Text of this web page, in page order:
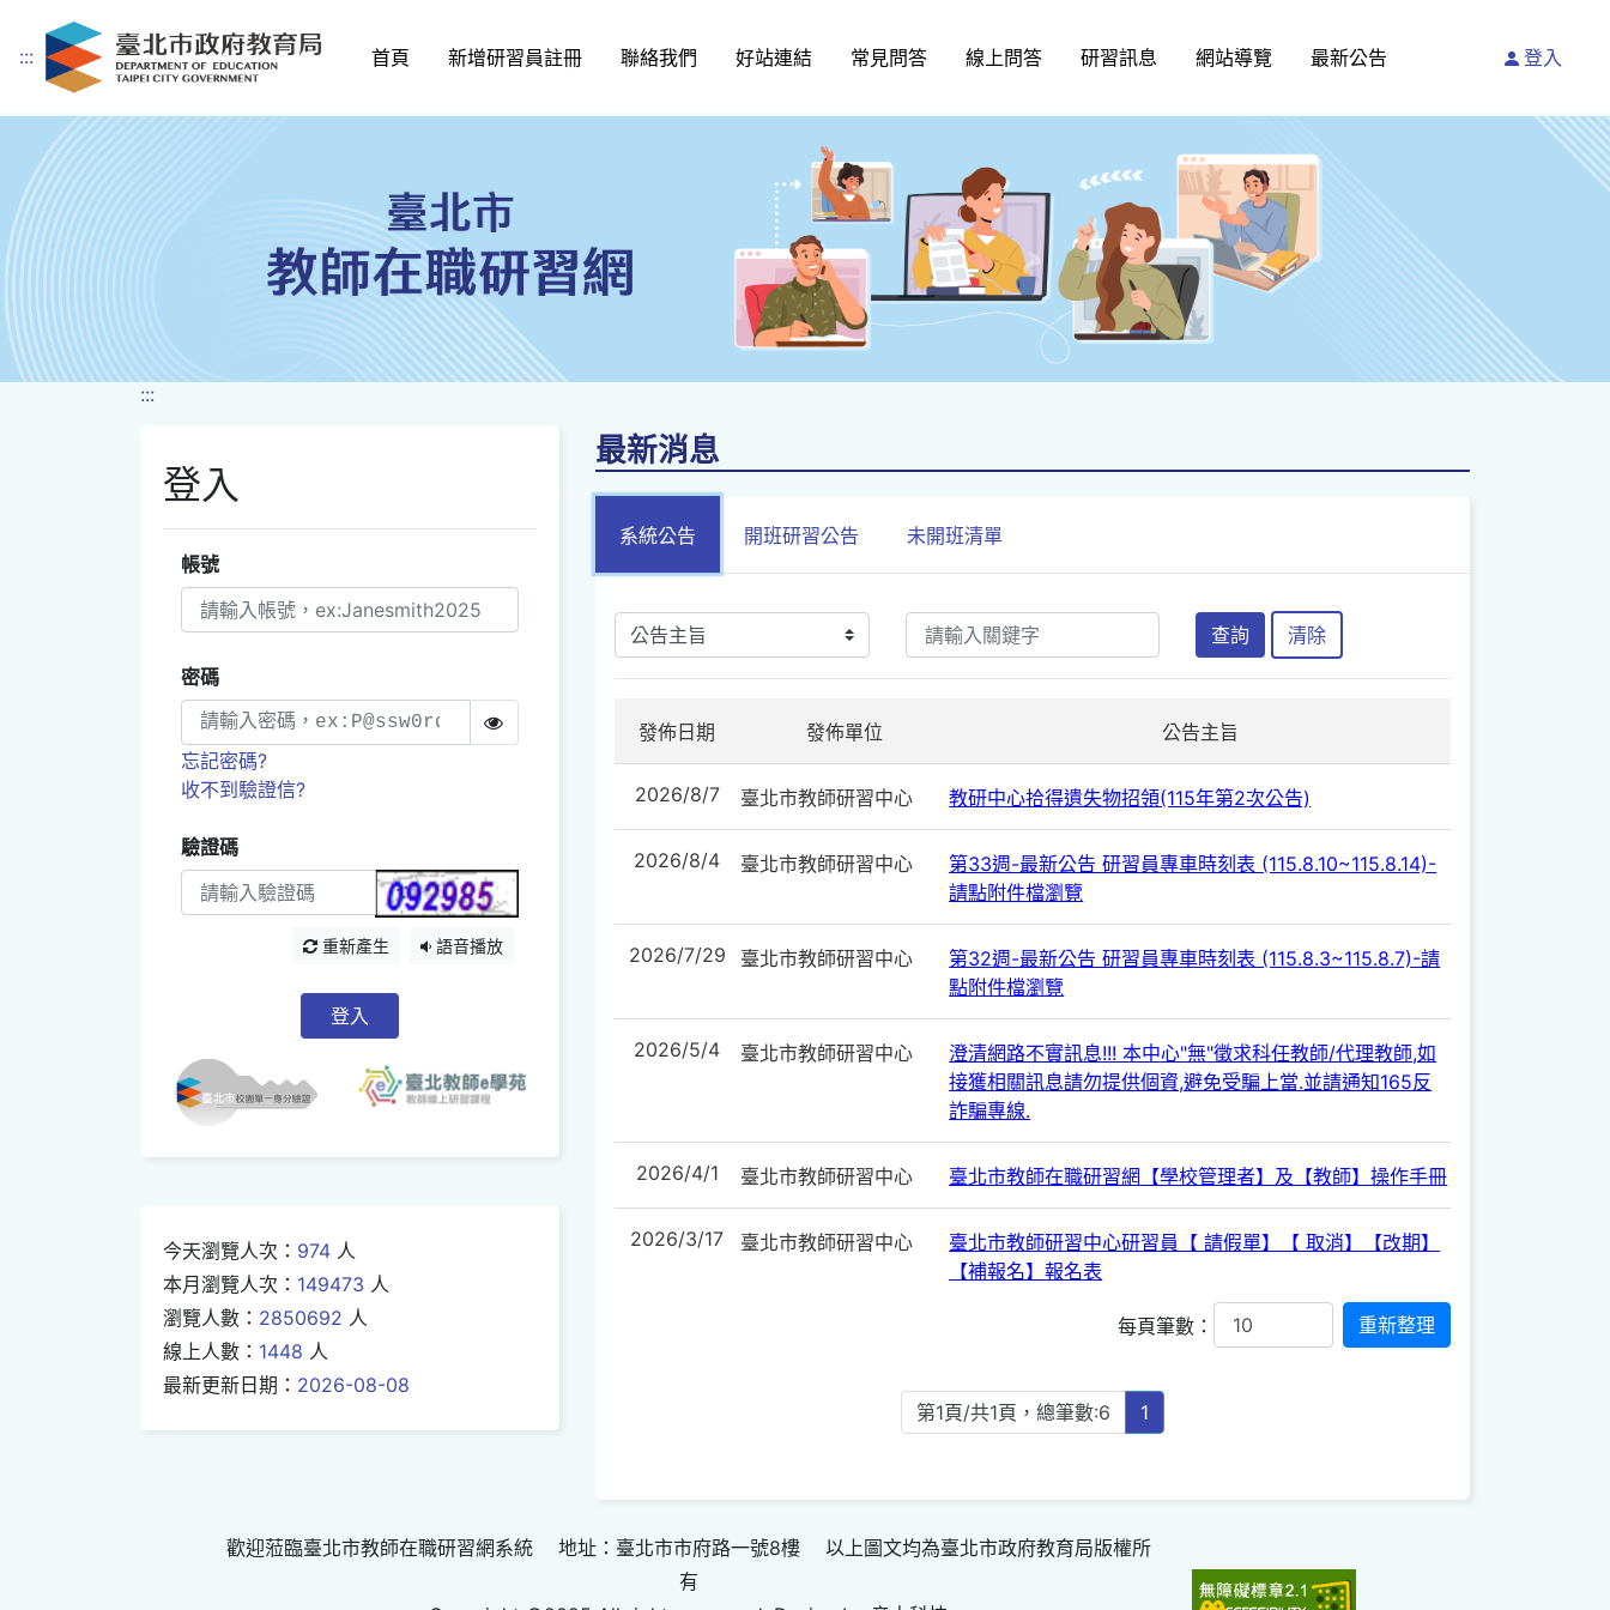
跳到主要內容
::: 首頁 新增研習員註冊 聯絡我們 好站連結 常見問答 線上問答 研習訊息 網站導覽 最新公告 登入
:::
登入
帳號
密碼
忘記密碼?
收不到驗證信?
驗證碼
重新產生 語音播放
登入
今天瀏覽人次： 974 人
本月瀏覽人次： 149473 人
瀏覽人數： 2850692 人
線上人數： 1448 人
最新更新日期： 2026-08-08
最新消息
系統公告 開班研習公告 未開班清單
查詢 清除
發佈日期 發佈單位 公告主旨
2026/8/7 臺北市教師研習中心 教研中心拾得遺失物招領(115年第2次公告)
2026/8/4 臺北市教師研習中心
第33週-最新公告 研習員專車時刻表 (115.8.10~115.8.14)-
請點附件檔瀏覽
2026/7/29 臺北市教師研習中心
第32週-最新公告 研習員專車時刻表 (115.8.3~115.8.7)-請
點附件檔瀏覽
2026/5/4 臺北市教師研習中心
澄清網路不實訊息!!! 本中心"無"徵求科任教師/代理教師,如
接獲相關訊息請勿提供個資,避免受騙上當.並請通知165反
詐騙專線.
2026/4/1 臺北市教師研習中心 臺北市教師在職研習網【學校管理者】及【教師】操作手冊
2026/3/17 臺北市教師研習中心
臺北市教師研習中心研習員【 請假單】【 取消】【改期】
【補報名】報名表
每頁筆數：
第1頁/共1頁，總筆數:6 1
歡迎蒞臨臺北市教師在職研習網系統 地址：臺北市市府路一號8樓 以上圖文均為臺北市政府教育局版權所
有